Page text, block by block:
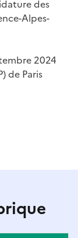
des
Alpes-
2024
de Paris